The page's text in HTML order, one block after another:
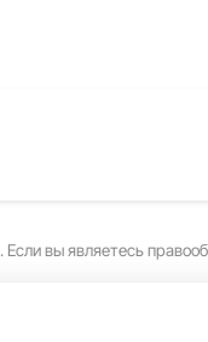
вы являетесь